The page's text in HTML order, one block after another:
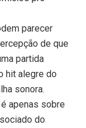
parecer
de que
partida
hit alegre do
sonora.
apenas sobre
do